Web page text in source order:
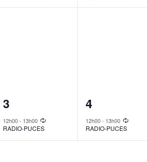
1
event,
3
12h00- 13h00
RADIO-PUCES
1
event,
4
12h00- 13h00
RADIO-PUCES